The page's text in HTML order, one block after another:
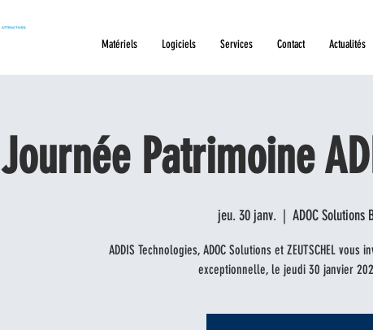
Matériels Logiciels Services Contact Actualités
Journée Patrimoine
jeu. 30 janv.
  |
ADOC Solutions
ADDIS Technologies, ADOC Solutions et ZEUTSCHEL
exceptionnelle, le jeudi 30 janvier